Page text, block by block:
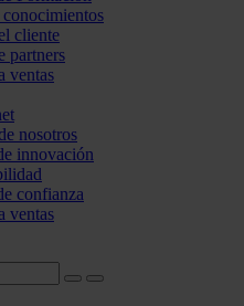
conocimientos
cliente
partners
ventas
nosotros
innovación
confianza
ventas